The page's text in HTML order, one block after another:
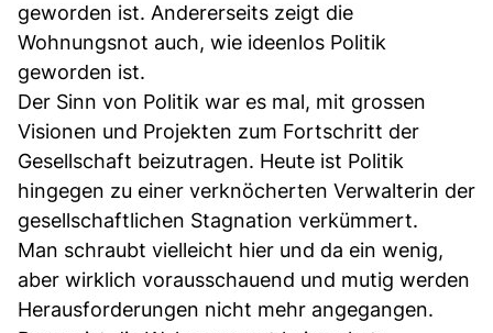
geworden ist. Andererseits zeigt die
Wohnungsnot auch, wie ideenlos Politik
geworden ist.
Der Sinn von Politik war es mal, mit grossen
Visionen und Projekten zum Fortschritt der
Gesellschaft beizutragen. Heute ist Politik
hingegen zu einer verknöcherten Verwalterin der
gesellschaftlichen Stagnation verkümmert.
Man schraubt vielleicht hier und da ein wenig,
aber wirklich vorausschauend und mutig werden
Herausforderungen nicht mehr angegangen.